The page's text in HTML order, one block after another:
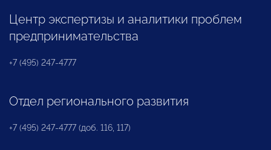
Центр экспертизы и аналитики проблем
предпринимательства
+7 (495) 247-4777
Отдел регионального развития
+7 (495) 247-4777 (доб. 116, 117)